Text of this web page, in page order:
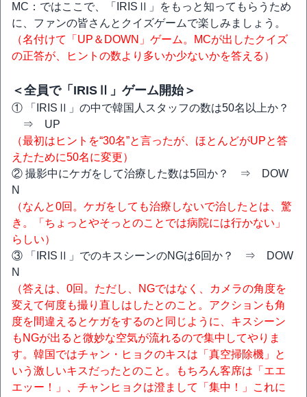
MC：ではここで、「IRISⅡ」をもっと知ってもらうため
に、ファンの皆さんとクイズゲームで楽しみましょう。
（名付けて「UP＆DOWN」ゲーム。MCが出したクイズ
の正答が、ヒントの数より多いか少ないかを答える）
＜全員で「IRISⅡ」ゲーム開始＞
① 「IRISⅡ」の中で韓国人スタッフの数は50名以上か？
⇒ UP
（最初はヒントを“30名”と言ったが、ほとんどがUPと答
えたために50名に変更）
② 撮影中にケガをして治療した数は5回か？ ⇒ DOW
N
（なんと0回。ケガをしても治療しないで治したとは、驚
き。「ちょっとやそっとのことでは病院には行かない」
らしい）
③ 「IRISⅡ」でのキスシーンのNGは6回か？ ⇒ DOW
N
（答えは、0回。ただし、NGではなく、カメラの角度を
変えて何度も撮り直しはしたとのこと。アクションも角
度を間違えるとケガをするのと同じように、キスシーン
もNGが出ると微妙な空気が流れるので集中してやりま
す。韓国ではチャン・ヒョクのキスは「真空掃除機」と
いう激しいキスだったとのこと。もちろん客席は「エエ
エッー！」、チャンヒョクは澄まして「集中！」これに